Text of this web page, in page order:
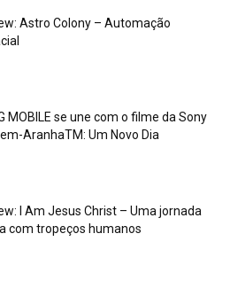
Astro Colony – Automação
MOBILE se une com o filme da Sony
AranhaTM: Um Novo Dia
I Am Jesus Christ – Uma jornada
com tropeços humanos